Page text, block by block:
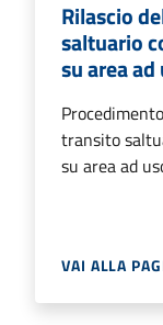
Rilascio
saltuario
su area
transito
su area ad
VAI ALLA